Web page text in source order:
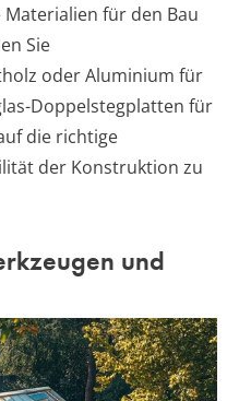
für den Bau
Sie
oder Aluminium für
Doppelstegplatten für
die richtige
der Konstruktion zu
und